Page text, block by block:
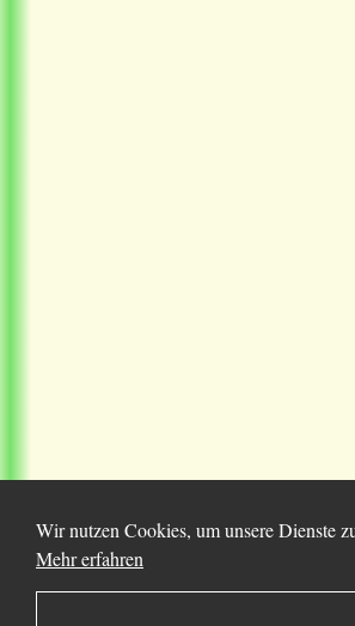
Wir nutzen Cookies, um unsere Dienste
Mehr erfahren